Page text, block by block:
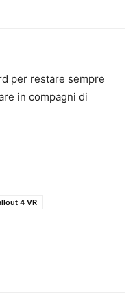
per restare sempre
in compagni di
4 VR